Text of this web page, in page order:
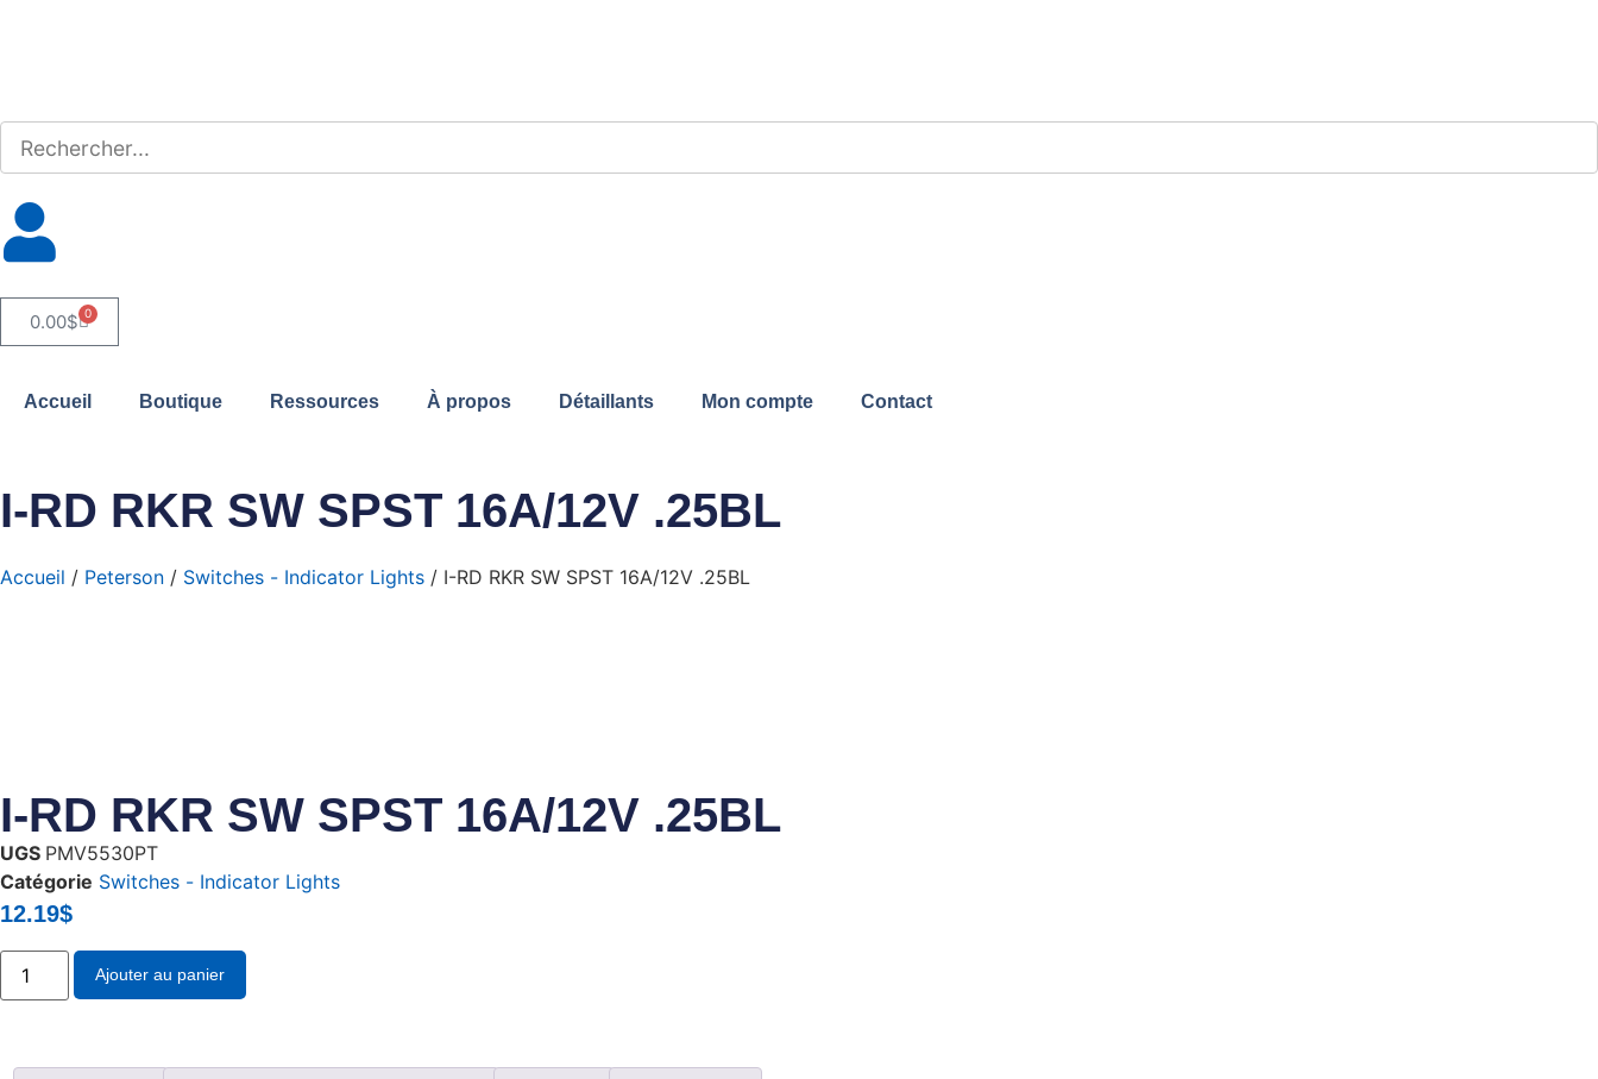
0.00$ 0
Accueil Boutique Ressources À propos Détaillants Mon compte Contact
I-RD RKR SW SPST 16A/12V .25BL
Accueil / Peterson / Switches - Indicator Lights / I-RD RKR SW SPST 16A/12V .25BL
I-RD RKR SW SPST 16A/12V .25BL
UGS PMV5530PT
Catégorie Switches - Indicator Lights
12.19$
Ajouter au panier